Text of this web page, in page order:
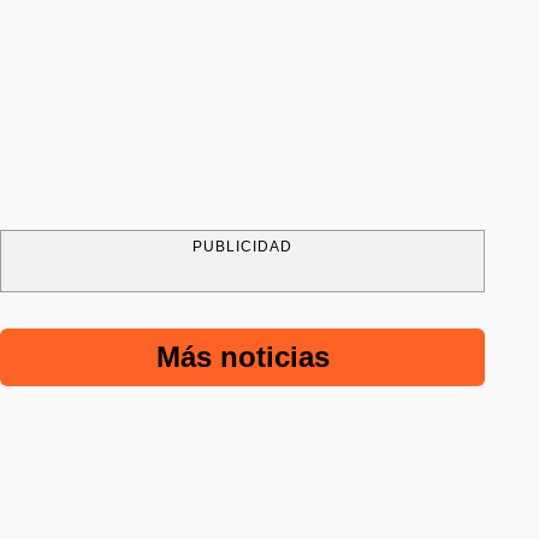
PUBLICIDAD
Más noticias